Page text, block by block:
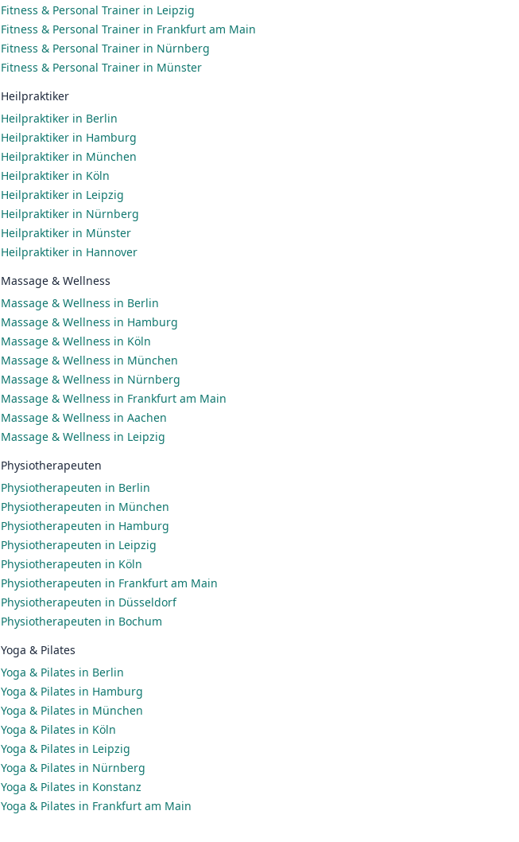
Fitness & Personal Trainer in Leipzig
Fitness & Personal Trainer in Frankfurt am Main
Fitness & Personal Trainer in Nürnberg
Fitness & Personal Trainer in Münster
Heilpraktiker
Heilpraktiker in Berlin
Heilpraktiker in Hamburg
Heilpraktiker in München
Heilpraktiker in Köln
Heilpraktiker in Leipzig
Heilpraktiker in Nürnberg
Heilpraktiker in Münster
Heilpraktiker in Hannover
Massage & Wellness
Massage & Wellness in Berlin
Massage & Wellness in Hamburg
Massage & Wellness in Köln
Massage & Wellness in München
Massage & Wellness in Nürnberg
Massage & Wellness in Frankfurt am Main
Massage & Wellness in Aachen
Massage & Wellness in Leipzig
Physiotherapeuten
Physiotherapeuten in Berlin
Physiotherapeuten in München
Physiotherapeuten in Hamburg
Physiotherapeuten in Leipzig
Physiotherapeuten in Köln
Physiotherapeuten in Frankfurt am Main
Physiotherapeuten in Düsseldorf
Physiotherapeuten in Bochum
Yoga & Pilates
Yoga & Pilates in Berlin
Yoga & Pilates in Hamburg
Yoga & Pilates in München
Yoga & Pilates in Köln
Yoga & Pilates in Leipzig
Yoga & Pilates in Nürnberg
Yoga & Pilates in Konstanz
Yoga & Pilates in Frankfurt am Main